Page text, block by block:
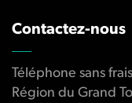
Contactez-nous
Téléphone sans
Région du Grand